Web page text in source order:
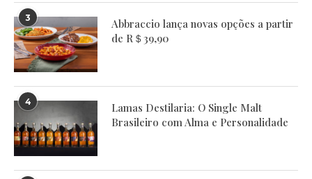
3
Abbraccio lança novas opções a partir
de R＄39,90
4
Lamas Destilaria: O Single Malt
Brasileiro com Alma e Personalidade